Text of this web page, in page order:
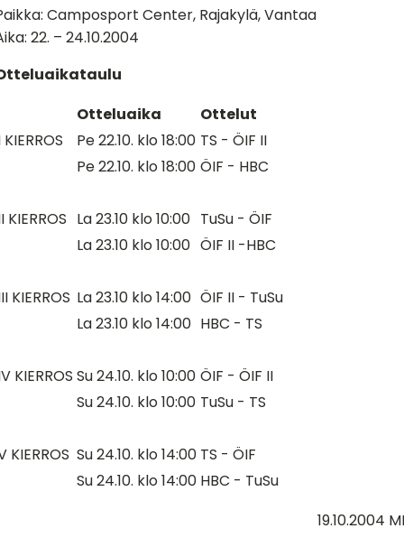
Camposport Center, Rajakylä, Vantaa
22. – 24.10.2004
Otteluaika
Ottelut
KIERROS
Pe 22.10. klo 18:00 TS - ÖIF II
Pe 22.10. klo 18:00 ÖIF - HBC
KIERROS La 23.10 klo 10:00 TuSu - ÖIF
La 23.10 klo 10:00 ÖIF II -HBC
KIERROS La 23.10 klo 14:00 ÖIF II - TuSu
La 23.10 klo 14:00 HBC - TS
KIERROS Su 24.10. klo 10:00 ÖIF - ÖIF II
Su 24.10. klo 10:00 TuSu - TS
KIERROS Su 24.10. klo 14:00 TS - ÖIF
Su 24.10. klo 14:00 HBC - TuSu
19.10.2004